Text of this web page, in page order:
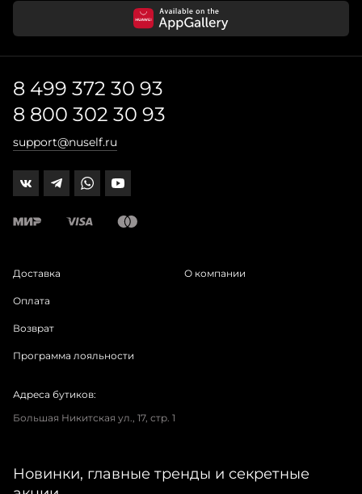
8 499 372 30 93
8 800 302 30 93
support@nuself.ru
Доставка
Оплата
Возврат
Программа лояльности
О компании
Адреса бутиков:
Большая Никитская ул., 17, стр. 1
Новинки, главные тренды и секретные